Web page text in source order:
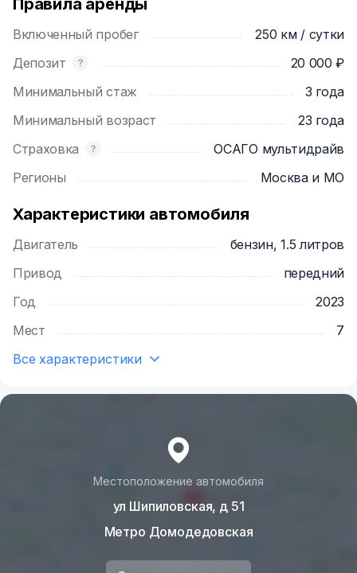
Расход топлива (смешанный), л/100км: 6.9
* Свободное передвижение на автомобиле
Подмосковья. (Возможность выезда в другие
регионы, возможно по согласованию).
P.S. Если этот автомобиль Вам не подошёл, Вы
можете арендовать другие мои автомобили,
LADA Largus 7 мест
Renault Logan Stepway 2020г.в.
https://rentride.ru/cars/503414/
https://rentride.ru/cars/504670/
https://rentride.ru/cars/500941/
Skoda Rapid 2020г.в.
https://rentride.ru/cars/503187/
https://rentride.ru/cars/500870/
Nissan Terrano,2021г.в.
Правила аренды
Включенный пробег
250 км / сутки
Депозит
20 000 ₽
Минимальный стаж
3 года
Минимальный возраст
23 года
Страховка
ОСАГО мультидрайв
Регионы
Москва и МО
Характеристики автомобиля
Двигатель
бензин, 1.5 литров
Привод
передний
Год
2023
Мест
7
Все характеристики
Местоположение автомобиля
ул Шипиловская, д 51
Метро Домодедовская